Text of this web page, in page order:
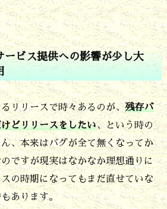
ービス提供への影響が少し大
リリースで時々あるのが、 残存バ
どリリースをしたい、という時の
、本来はバグが全て無くなってか
ですが現実はなかなか理想通りに
の時期になってもまだ直せていな
あります。